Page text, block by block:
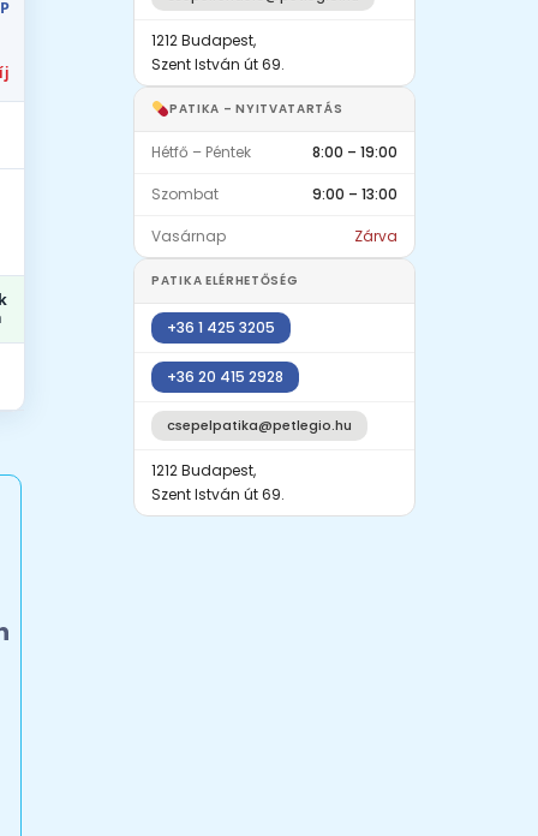
1212 Budapest,
Szent István út 69.
PATIKA – NYITVATARTÁS
Hétfő – Péntek 8:00 – 19:00
Szombat 9:00 – 13:00
Vasárnap Zárva
PATIKA ELÉRHETŐSÉG
+36 1 425 3205
+36 20 415 2928
csepelpatika@petlegio.hu
1212 Budapest,
Szent István út 69.